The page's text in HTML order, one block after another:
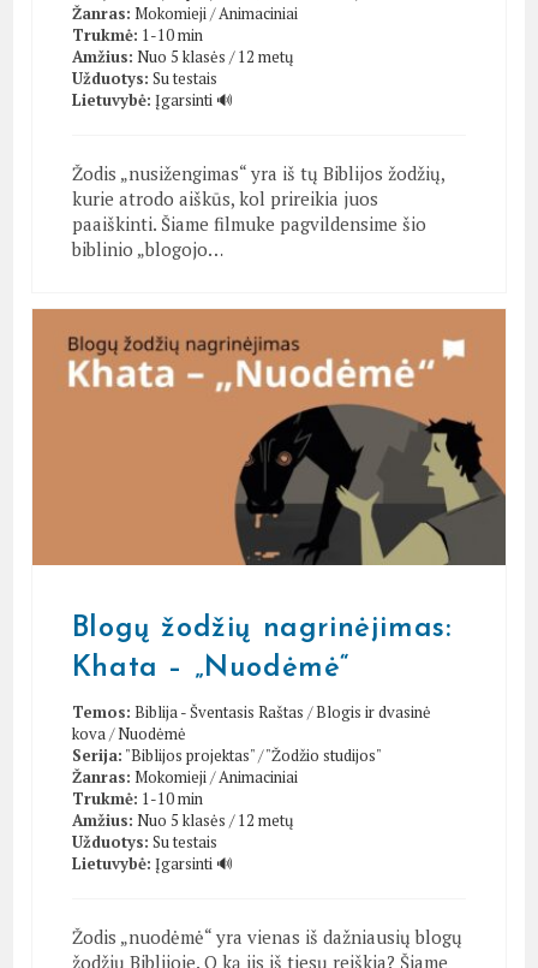
Žanras: Mokomieji/Animaciniai
Trukmė: 1-10 min
Amžius: Nuo 5 klasės / 12 metų
Užduotys: Su testais
Lietuvybė: Įgarsinti 🔊
Žodis „nusižengimas“ yra iš tų Biblijos žodžių,
kurie atrodo aiškūs, kol prireikia juos
paaiškinti. Šiame filmuke pagvildensime šio
biblinio „blogojo…
Blogų žodžių nagrinėjimas:
Khata – „Nuodėmė“
Temos: Biblija - Šventasis Raštas /Blogis ir dvasinė
kova/Nuodėmė
Serija: "Biblijos projektas"/"Žodžio studijos"
Žanras: Mokomieji/Animaciniai
Trukmė: 1-10 min
Amžius: Nuo 5 klasės / 12 metų
Užduotys: Su testais
Lietuvybė: Įgarsinti 🔊
Žodis „nuodėmė“ yra vienas iš dažniausių blogų
žodžių Biblijoje. O ką jis iš tiesų reiškia? Šiame